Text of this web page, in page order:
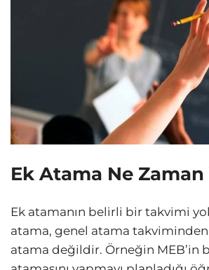
Ek Atama Ne Zaman
Ek atamanın belirli bir takvimi
atama, genel atama takviminden
atama değildir. Örneğin MEB’in